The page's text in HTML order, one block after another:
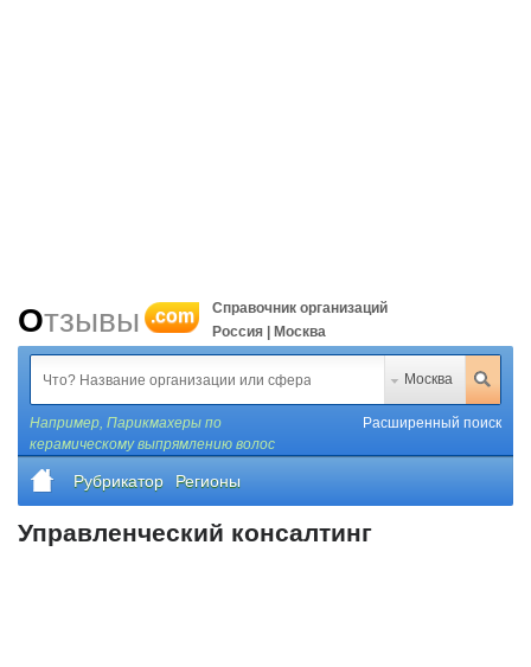
Отзывы .com
Справочник организаций
Россия | Москва
Москва
Например, Парикмахеры по
керамическому выпрямлению волос
Расширенный поиск
Рубрикатор Регионы
Управленческий консалтинг